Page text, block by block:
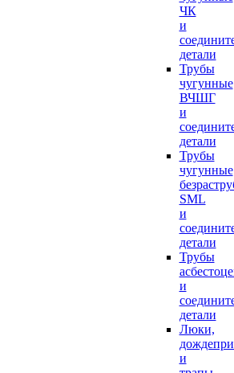
ЧК
и
детали
Трубы
чугунные
ВЧШГ
и
детали
Трубы
чугунные
SML
и
детали
Трубы
и
детали
Люки,
и